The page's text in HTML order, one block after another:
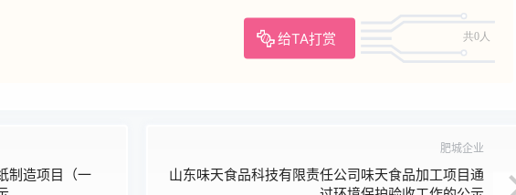
给TA打赏 共0人
制造项目（一
肥城企业
山东味天食品科技有限责任公司味天食品加工项目通